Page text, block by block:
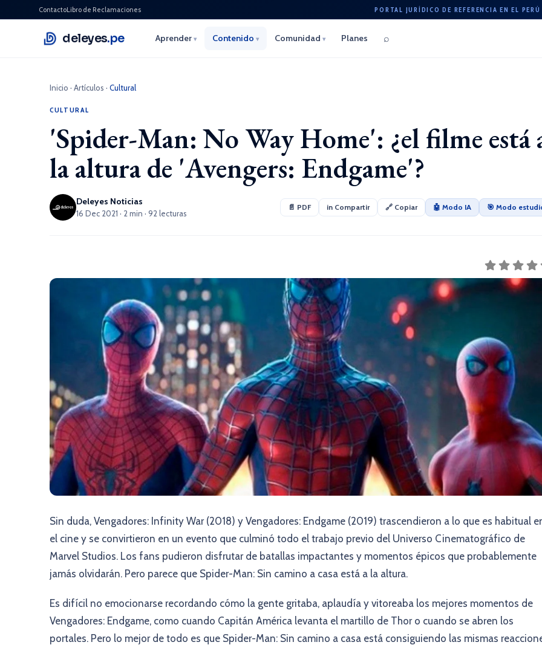
ContactoLibro de Reclamaciones PORTAL JURÍDICO DE REFERENCIA EN EL PERÚ
deleyes.pe Aprender ▾ Contenido ▾ Comunidad ▾ Planes ⌕
Inicio · Artículos · Cultural
CULTURAL
'Spider-Man: No Way Home': ¿el filme está
la altura de 'Avengers: Endgame'?
Deleyes Noticias
16 Dec 2021 · 2 min · 92 lecturas
📄 PDF in Compartir 🔗 Copiar 🤖 Modo IA 🎯 Modo
Sin duda, Vengadores: Infinity War (2018) y Vengadores: Endgame (2019) trascendieron a lo que es habitual
el cine y se convirtieron en un evento que culminó todo el trabajo previo del Universo Cinematográfico de
Marvel Studios. Los fans pudieron disfrutar de batallas impactantes y momentos épicos que probablemente
jamás olvidarán. Pero parece que Spider-Man: Sin camino a casa está a la altura.
Es difícil no emocionarse recordando cómo la gente gritaba, aplaudía y vitoreaba los mejores momentos de
Vengadores: Endgame, como cuando Capitán América levanta el martillo de Thor o cuando se abren los
portales. Pero lo mejor de todo es que Spider-Man: Sin camino a casa está consiguiendo las mismas